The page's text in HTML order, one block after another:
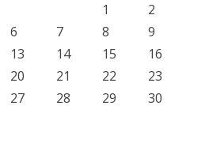
1
2
6 7 8
9
13 14 15
16
20 21 22
23
27 28 29
30